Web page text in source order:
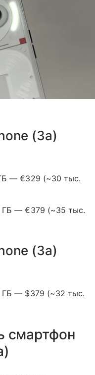
(3a)
— €329 (~30 тыс.
ГБ — €379 (~35 тыс.
(3a)
ГБ — $379 (~32 тыс.
смартфон